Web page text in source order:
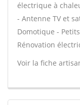
électrique à
- Antenne TV et
Domotique -
Rénovation
Voir la fiche